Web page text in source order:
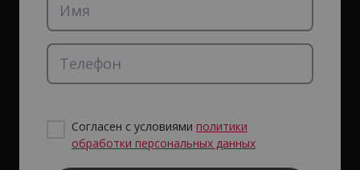
Согласен с условиями политики
обработки персональных данных